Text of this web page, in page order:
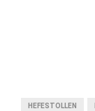
HEFESTOLLEN